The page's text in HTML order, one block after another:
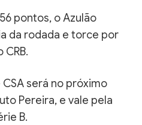
pontos, o Azulão
da rodada e torce por
será no próximo
Pereira, e vale pela
B.